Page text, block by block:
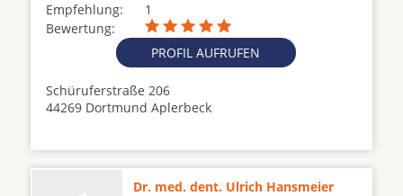
Empfehlung:
1
Bewertung:
PROFIL AUFRUFEN
Schüruferstraße 206
44269 Dortmund Aplerbeck
Dr. med. dent. Ulrich Hansmeier